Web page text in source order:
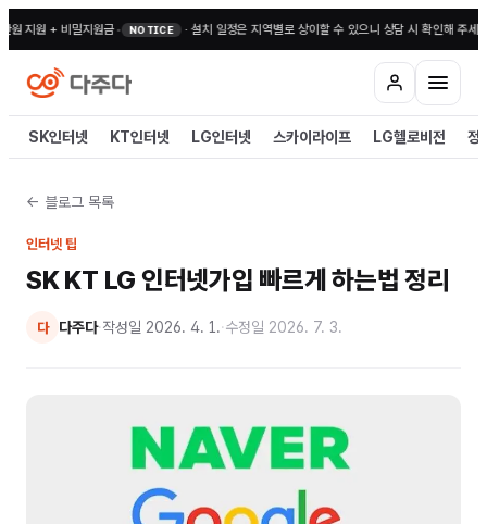
원 + 비밀지원금• NOTICE ·설치 일정은 지역별로 상이할 수 있으니 상담 시 확인해 주세요•전
SK인터넷 KT인터넷 LG인터넷 스카이라이프 LG헬로비전 정
← 블로그 목록
인터넷 팁
SK KT LG 인터넷가입 빠르게 하는법 정리
다 다주다·작성일 2026. 4. 1.·수정일 2026. 7. 3.